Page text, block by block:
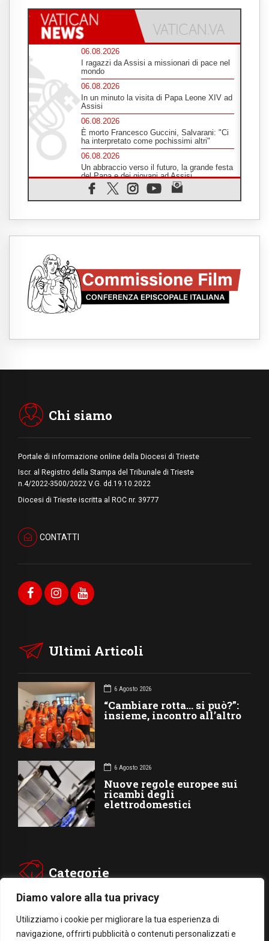
Diamo valore alla tua privacy
Utilizziamo i cookie per migliorare la tua esperienza di
navigazione, offrirti pubblicità o contenuti personalizzati e
06.08.2026
I ragazzi da Assisi a missionari di pace nel
mondo
06.08.2026
In un minuto la visita di Papa Leone XIV ad
Assisi
06.08.2026
È morto Francesco Guccini, Salvarani: "Ci
ha interpretato come pochissimi altri"
06.08.2026
Un abbraccio verso il futuro, la grande festa
del Papa e dei giovani ad Assisi
06.08.2026
Il grazie dei giovani al Papa: "Oggi ci
Leone XIV: la rivoluzione del Vangelo
06.08.2026
Fra Marco Vianelli: alla scuola di san
Francesco per imparare il Vangelo della
pace
Chi siamo
Portale di informazione online della Diocesi di Trieste
Iscr. al Registro della Stampa del Tribunale di Trieste
n.4/2022-3500/2022 V.G. dd.19.10.2022
Diocesi di Trieste iscritta al ROC nr. 39777
CONTATTI
Ultimi Articoli
6 Agosto 2026
“Cambiare rotta… si può?”:
insieme, incontro all’altro
6 Agosto 2026
Nuove regole europee sui
ricambi degli
elettrodomestici
Categorie
CARITÁ GIUBILEO